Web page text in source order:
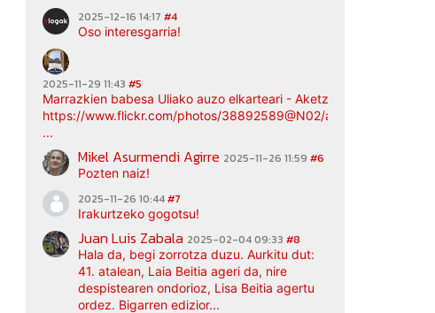
2025-12-16 14:17 #4
Oso interesgarria!
2025-11-29 11:43 #5
Marrazkien babesa Uliako auzo elkarteari - Aketz etxea (argazki
https://www.flickr.com/photos/38892589@N02/albums/
...
Mikel Asurmendi Agirre 2025-11-26 11:59 #6
Pozten naiz!
2025-11-26 10:44#7
Irakurtzeko gogotsu!
Juan Luis Zabala 2025-02-04 09:33 #8
Hala da, begi zorrotza duzu. Aurkitu dut:
41. atalean, Laia Beitia ageri da, nire
despistearen ondorioz, Lisa Beitia agertu
ordez. Bigarren edizior...